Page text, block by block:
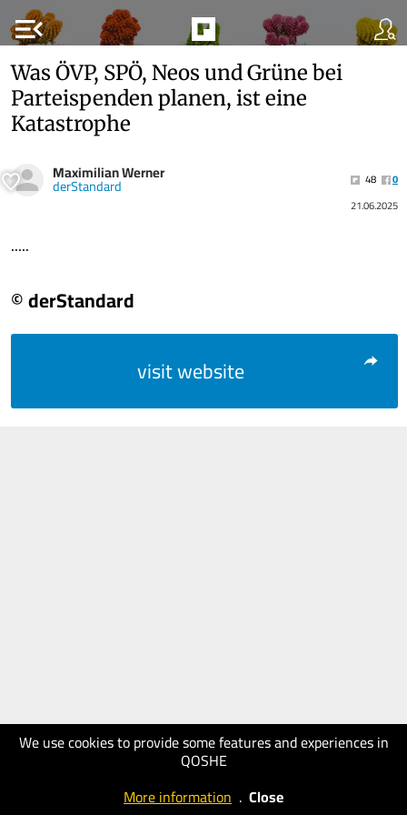
menu_open
We use cookies to provide some features and experiences in
QOSHE
More information . Close
Was ÖVP, SPÖ, Neos und Grüne bei
Parteispenden planen, ist eine
Katastrophe
Maximilian Werner
derStandard 48
0
21.06.2025
.....
© derStandard
visit website